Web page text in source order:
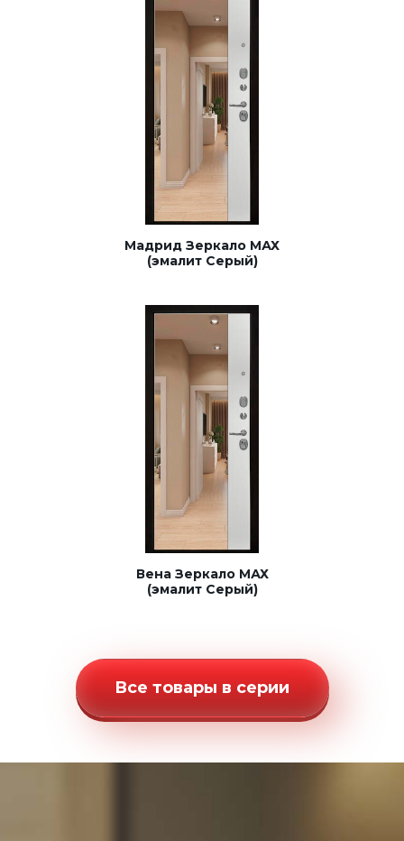
Мадрид Зеркало МАХ
(эмалит Серый)
Вена Зеркало МАХ
(эмалит Серый)
Все товары в серии